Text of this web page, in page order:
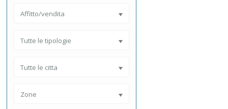
Affitto/vendita
Tutte le tipologie
Tutte le citta
Zone